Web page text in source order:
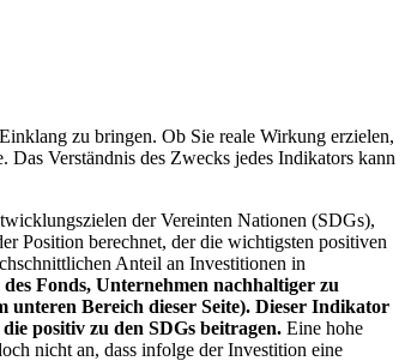
zu bringen. Ob Sie reale Wirkung erzielen,
Verständnis des Zwecks jedes Indikators kann
der Vereinten Nationen (SDGs),
Position berechnet, der die wichtigsten positiven
Anteil an Investitionen in
Fonds, Unternehmen nachhaltiger zu
unteren Bereich dieser Seite). Dieser Indikator
positiv zu den SDGs beitragen. Eine hohe
nicht an, dass infolge der Investition eine